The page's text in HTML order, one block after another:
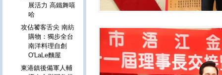
展活力 高鐵舞嘻
哈
攻佔饕客舌尖 南紡
購物：獨步全台
南洋料理自創
O'LaLe麵屋
東港鎮後備軍人輔